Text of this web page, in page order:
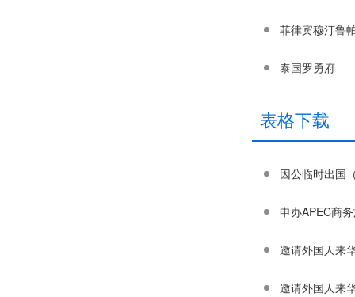
菲律宾穆汀鲁
泰国罗勇府
表格下载
因公临时出国
申办APEC商
邀请外国人来
邀请外国人来